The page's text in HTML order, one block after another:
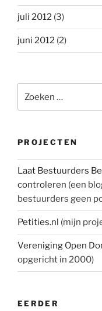
juli 2012 (3)
juni 2012 (2)
naar:
PROJECTEN
Laat Bestuurders
controleren (een
bestuurders geen
Petities.nl (mijn
Vereniging Open
opgericht in 2000)
EERDER